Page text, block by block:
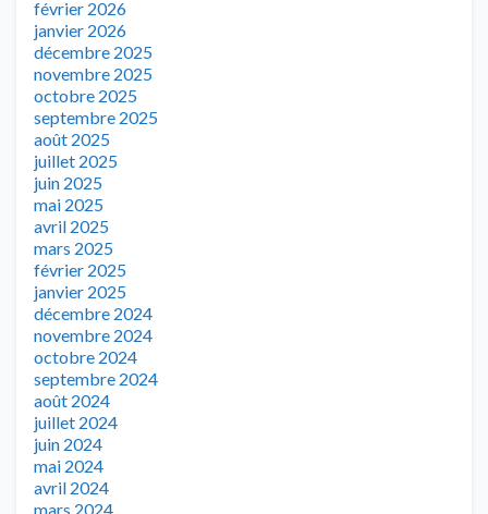
février 2026
janvier 2026
décembre 2025
novembre 2025
octobre 2025
septembre 2025
août 2025
juillet 2025
juin 2025
mai 2025
avril 2025
mars 2025
février 2025
janvier 2025
décembre 2024
novembre 2024
octobre 2024
septembre 2024
août 2024
juillet 2024
juin 2024
mai 2024
avril 2024
mars 2024